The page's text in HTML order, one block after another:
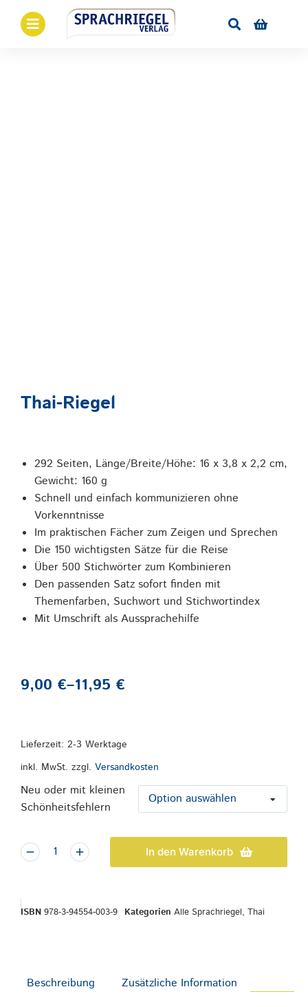
Thai-Riegel
292 Seiten, Länge/Breite/Höhe: 16 x 3,8 x 2,2 cm,
Gewicht: 160 g
Schnell und einfach kommunizieren ohne
Vorkenntnisse
Im praktischen Fächer zum Zeigen und Sprechen
Die 150 wichtigsten Sätze für die Reise
Über 500 Stichwörter zum Kombinieren
Den passenden Satz sofort finden mit
Themenfarben, Suchwort und Stichwortindex
Mit Umschrift als Aussprachehilfe
9,00 €–11,95 €
Lieferzeit: 2-3 Werktage
inkl. MwSt. zzgl. Versandkosten
Neu oder mit kleinen
Schönheitsfehlern
In den Warenkorb
ISBN 978-3-94554-003-9 Kategorien Alle Sprachriegel, Thai
Beschreibung Zusätzliche Information